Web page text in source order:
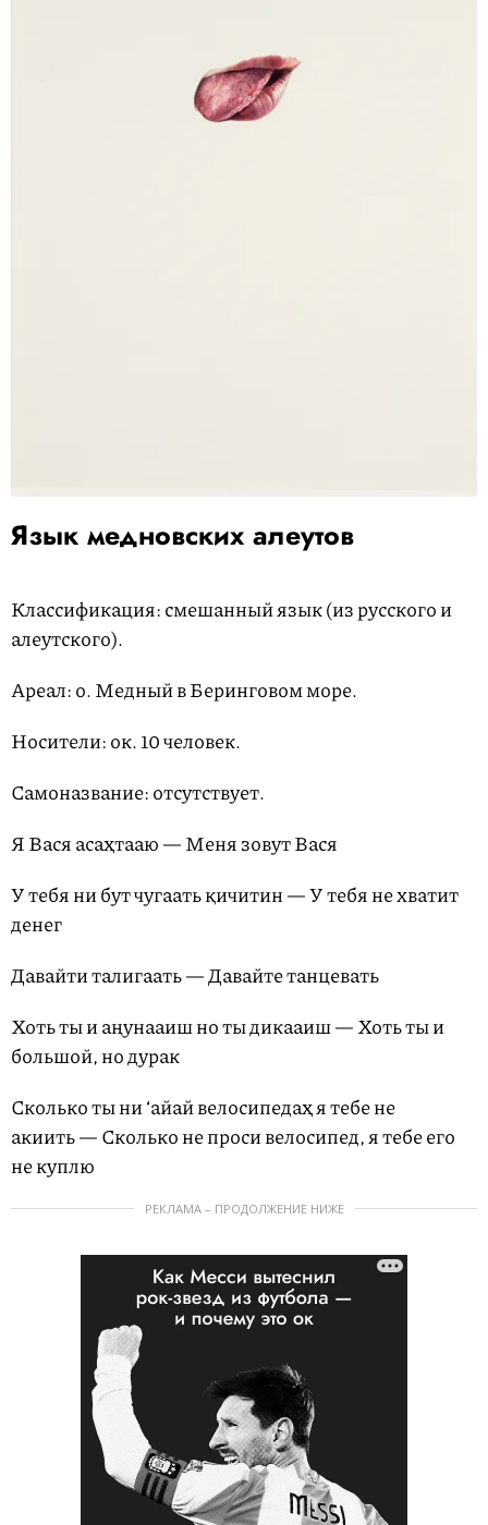
Язык медновских алеутов
Классификация: смешанный язык (из русского и
алеутского).
Ареал: о. Медный в Беринговом море.
Носители: ок. 10 человек.
Самоназвание: отсутствует.
Я Вася асаҳтааю — Меня зовут Вася
У тебя ни бут чугаать қичитин — У тебя не хватит
денег
Давайти талигаать — Давайте танцевать
Хоть ты и аңунааиш но ты дикааиш — Хоть ты и
большой, но дурак
Сколько ты ни ‘айай велосипедаҳ я тебе не
акиить — Сколько не проси велосипед, я тебе его
не куплю
РЕКЛАМА – ПРОДОЛЖЕНИЕ НИЖЕ